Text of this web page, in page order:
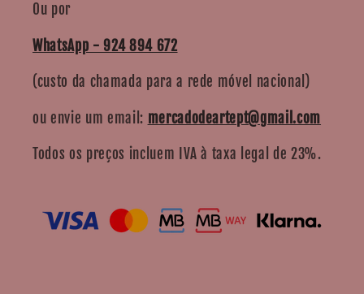
Ou por
WhatsApp - 924 894 672
(custo da chamada para a rede móvel nacional)
ou envie um email: mercadodeartept@gmail.com
Todos os preços incluem IVA à taxa legal de 23%.